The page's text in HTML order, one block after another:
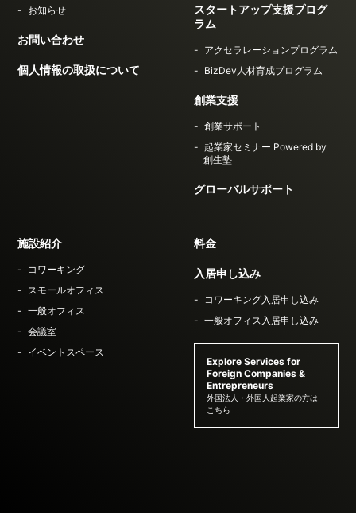
お知らせ
お問い合わせ
個人情報の取扱について
スタートアップ支援プログ
ラム
アクセラレーションプログラム
BizDev人材育成プログラム
創業支援
創業サポート
起業家セミナー Powered by
創生塾
グローバルサポート
施設紹介
コワーキング
スモールオフィス
一般オフィス
会議室
イベントスペース
料金
入居申し込み
コワーキング入居申し込み
一般オフィス入居申し込み
Explore Services for
Foreign Companies &
Entrepreneurs
外国法人・外国人起業家の方は
こちら